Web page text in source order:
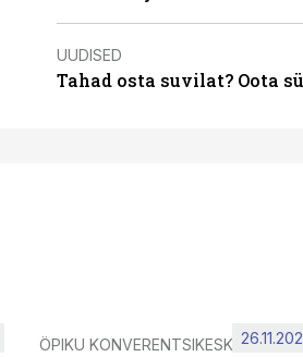
UUDISED
Tahad osta suvilat? Oota
ÖPIKU KONVERENTSIKESKUS